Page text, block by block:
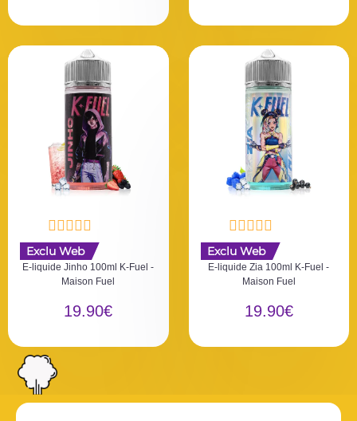
r
r
N
o
t
r
5
Exclu Web
E-liquide Jinho 100ml K-Fuel -
Maison Fuel
19.90€
N
o
t
r
Exclu Web
E-liquide Zia 100ml K-Fuel -
Maison Fuel
19.90€